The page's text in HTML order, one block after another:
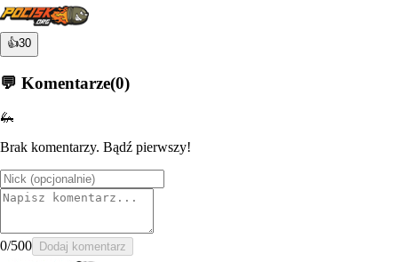
👍30
💬 Komentarze(0)
🦗
Brak komentarzy. Bądź pierwszy!
0/500 Dodaj komentarz